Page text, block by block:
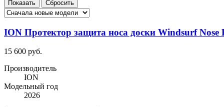
ION Протектор защита носа доски Windsurf Nose
15 600 руб.
Производитель
ION
Модельный год
2026